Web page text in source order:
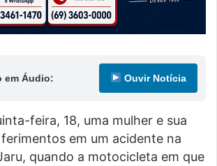
em Áudio: Ouvir Notícia
feira, 18, uma mulher e sua
em um acidente na
quando a motocicleta em que